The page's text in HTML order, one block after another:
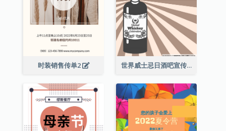
时装销售传单2 世界威士忌日酒吧宣传传单